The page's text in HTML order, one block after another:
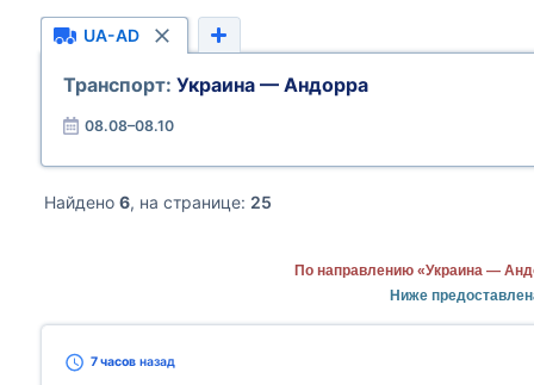
UA-AD
Транспорт: Украина — Андорра
08.08–08.10
Найдено 6, на странице: 25
По направлению «Украина —
Ниже
7 часов назад